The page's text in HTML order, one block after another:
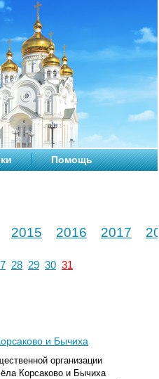
Помощь
2015 2016 2017
28 29 30 31
и Бычиха
организации
Корсаково и Бычиха